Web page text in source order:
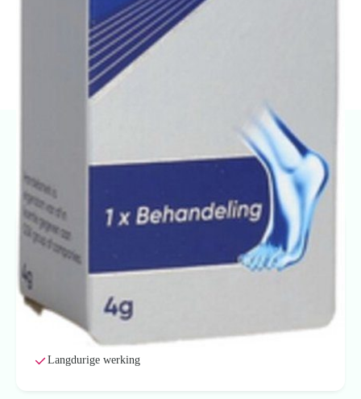
Bekijk de prijs bij bol.com
Productinformatie
Eigenschappen
Bestrijden van voetschimmel zoals zwemmerseczeem en
atleetvoet
Het verlichten van roodheid, schilfers en jeuk
Behandelt én voorkomt voetschimmel
Langdurige werking